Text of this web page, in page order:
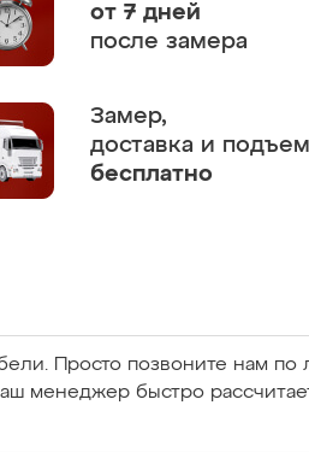
от 7 дней
после замера
Замер,
доставка и подъем
бесплатно
Просто позвоните нам по
менеджер быстро